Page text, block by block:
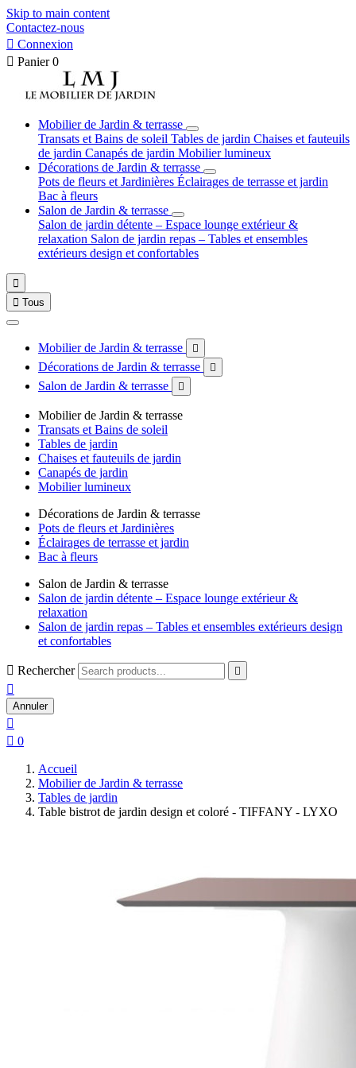
Skip to main content
Contactez-nous
 Connexion
 Panier 0
Mobilier de Jardin & terrasse
Transats et Bains de soleil Tables de jardin Chaises et fauteuils
de jardin Canapés de jardin Mobilier lumineux
Décorations de Jardin & terrasse
Pots de fleurs et Jardinières Éclairages de terrasse et jardin
Bac à fleurs
Salon de Jardin & terrasse
Salon de jardin détente – Espace lounge extérieur &
relaxation Salon de jardin repas – Tables et ensembles
extérieurs design et confortables

 Tous
Mobilier de Jardin & terrasse 
Décorations de Jardin & terrasse 
Salon de Jardin & terrasse 
Mobilier de Jardin & terrasse
Transats et Bains de soleil
Tables de jardin
Chaises et fauteuils de jardin
Canapés de jardin
Mobilier lumineux
Décorations de Jardin & terrasse
Pots de fleurs et Jardinières
Éclairages de terrasse et jardin
Bac à fleurs
Salon de Jardin & terrasse
Salon de jardin détente – Espace lounge extérieur &
relaxation
Salon de jardin repas – Tables et ensembles extérieurs design
et confortables
 Rechercher 

Annuler

 0
Accueil
Mobilier de Jardin & terrasse
Tables de jardin
Table bistrot de jardin design et coloré - TIFFANY - LYXO